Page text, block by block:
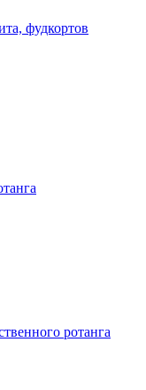
фудкортов
ротанга